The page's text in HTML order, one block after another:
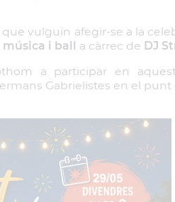
vulguin afegir-se a la
música i ball a càrrec de DJ
a participar en
Gabrielistes en el